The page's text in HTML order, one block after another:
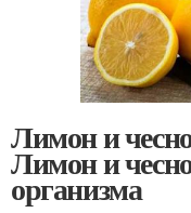
Лимон и
Лимон и
организма